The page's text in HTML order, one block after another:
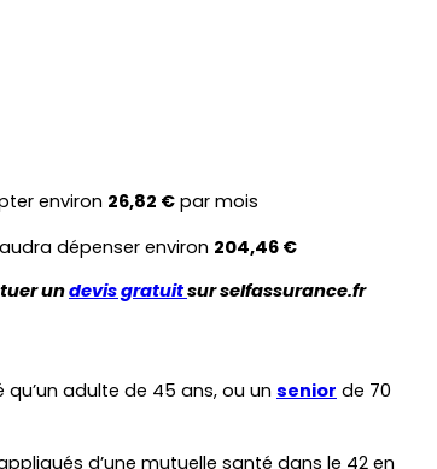
environ 26,82 € par mois
dépenser environ 204,46 €
un devis gratuit sur selfassurance.fr
adulte de 45 ans, ou un senior de 70
d’une mutuelle santé dans le 42 en